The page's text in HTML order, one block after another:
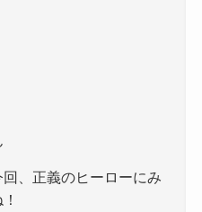
、正義のヒーローにみ